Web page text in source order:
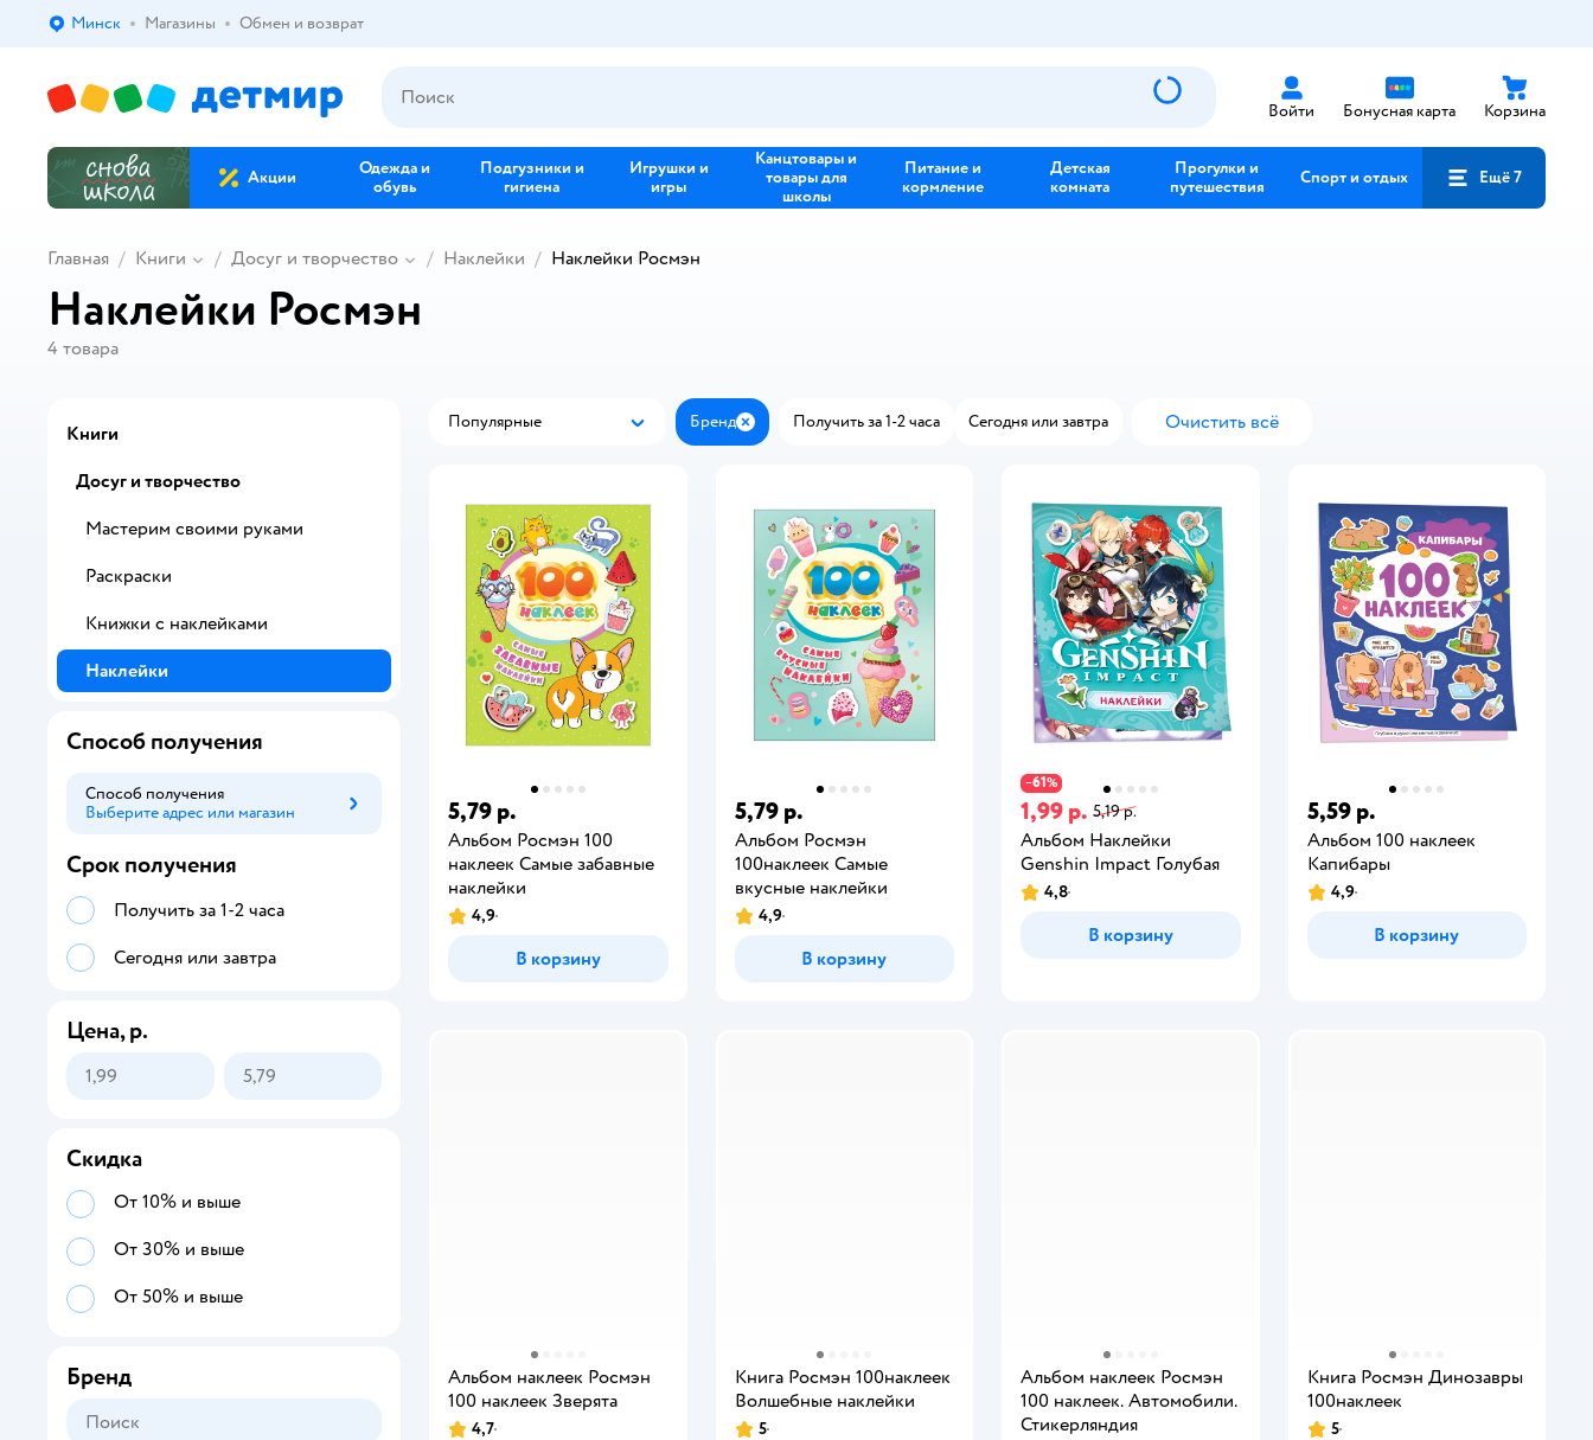
Выбор адреса доставки.
Минск Магазины Обмен и возврат
Войти Бонусная карта Корзина
Акции
Одежда и
обувь
Подгузники и
гигиена
Игрушки и
игры
Канцтовары и
товары для
школы
Питание и
кормление
Детская
комната
Прогулки и
путешествия
Спорт и отдых Ещё 7
Главная Книги Досуг и творчество Наклейки Наклейки Росмэн
Наклейки Росмэн
4 товара
Популярные
Популярные Бренд ЗакрытьПолучить за 1-2 часа Сегодня или завтра Очистить всё
5,79 р.
Альбом Росмэн 100
наклеек Самые забавные
наклейки
4,9
В корзину
5,79 р.
Альбом Росмэн
100наклеек Самые
вкусные наклейки
4,9
В корзину
−61 %
1,99 р. 5,19 р.
Альбом Наклейки
Genshin Impact Голубая
4,8
В корзину
5,59 р.
Альбом 100 наклеек
Капибары
4,9
В корзину
Альбом наклеек Росмэн
100 наклеек Зверята
4,7
Книга Росмэн 100наклеек
Волшебные наклейки
5
Альбом наклеек Росмэн
100 наклеек. Автомобили.
Стикерляндия
Книга Росмэн Динозавры
100наклеек
5
Книги
Досуг и творчество
Мастерим своими руками
Раскраски
Книжки с наклейками
Наклейки
Способ получения
Способ получения
Выберите адрес или магазин
Способ получения
Срок получения
Получить за 1-2 часа
Сегодня или завтра
Цена, р.
Скидка
От 10% и выше
От 30% и выше
От 50% и выше
Бренд